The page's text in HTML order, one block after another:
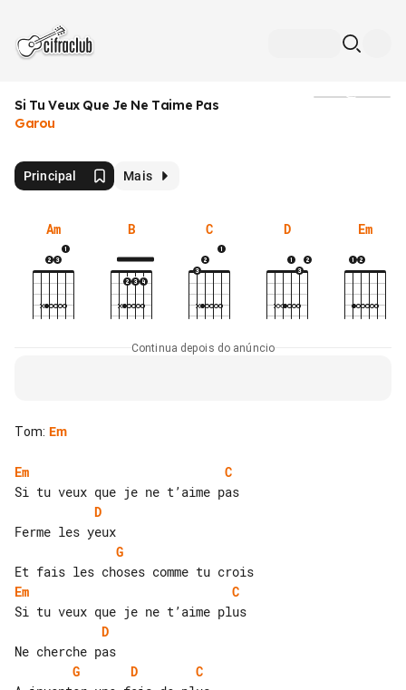
Si Tu Veux Que Je Ne Taime Pas
Garou
Principal Mais
Am B C D Em
Continua depois do anúncio
Tom: Em
Em
C
D
G
Em
C
D
G
D
C